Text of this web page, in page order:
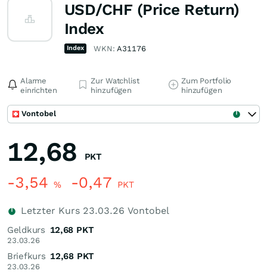
USD/CHF (Price Return)
Index
Index WKN:A31176
Alarme
einrichten
Zur Watchlist
hinzufügen
Zum Portfolio
hinzufügen
Vontobel
12,68 PKT
-3,54 % -0,47 PKT
Letzter Kurs 23.03.26 Vontobel
Geldkurs
23.03.26
12,68 PKT
Briefkurs
23.03.26
12,68 PKT